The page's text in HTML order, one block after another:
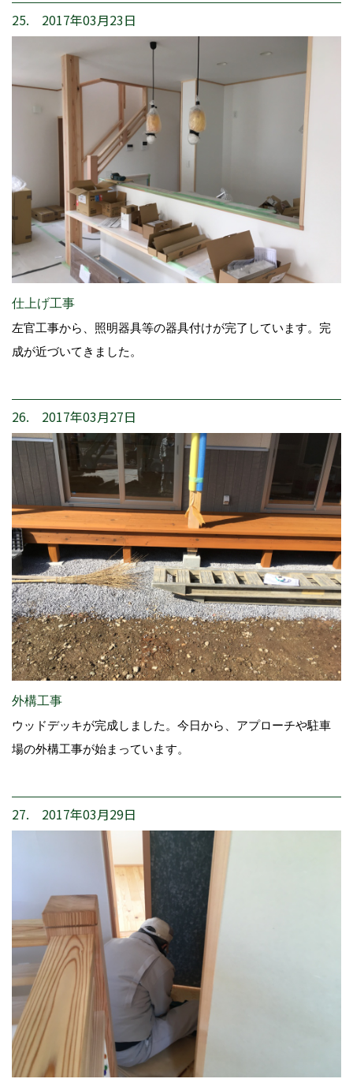
25. 2017年03月23日
仕上げ工事
左官工事から、照明器具等の器具付けが完了しています。完
成が近づいてきました。
26. 2017年03月27日
外構工事
ウッドデッキが完成しました。今日から、アプローチや駐車
場の外構工事が始まっています。
27. 2017年03月29日